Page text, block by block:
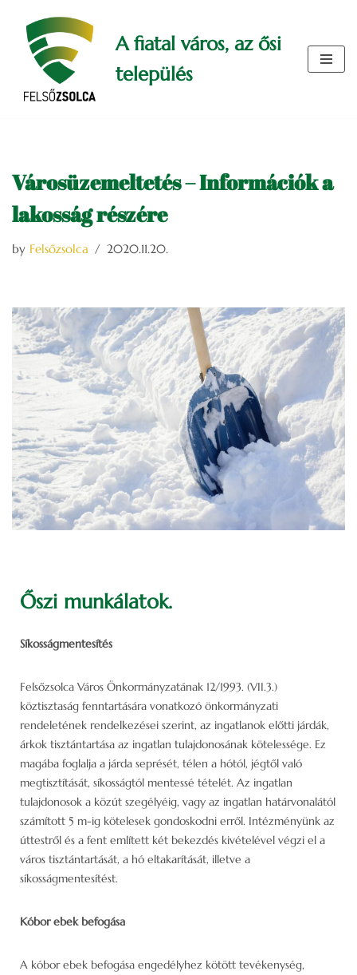
Skip
content
A fiatal város, az ősi
település
Városüzemeltetés – Információk a
lakosság részére
by Felsőzsolca 2020.11.20.
Őszi munkálatok.
Síkosságmentesítés
Felsőzsolca Város Önkormányzatának 12/1993. (VII.3.)
köztisztaság fenntartására vonatkozó önkormányzati
rendeletének rendelkezései szerint, az ingatlanok előtti járdák,
árkok tisztántartása az ingatlan tulajdonosának kötelessége. Ez
magába foglalja a járda seprését, télen a hótól, jégtől való
megtisztítását, síkosságtól mentessé tételét. Az ingatlan
tulajdonosok a közút szegélyéig, vagy az ingatlan határvonalától
számított 5 m-ig kötelesek gondoskodni erről. Intézményünk az
úttestről és a fent említett két bekezdés kivételével végzi el a
város tisztántartását, a hó eltakarítását, illetve a
síkosságmentesítést.
Kóbor ebek befogása
A kóbor ebek befogása engedélyhez kötött tevékenység,